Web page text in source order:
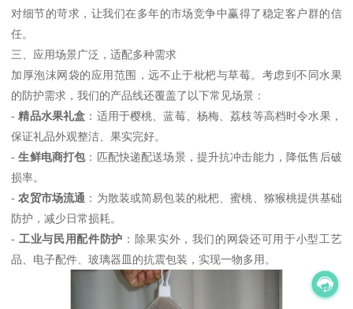
对细节的苛求，让我们在多年的市场竞争中赢得了稳定客户群的信
任。
三、应用场景广泛，适配多种需求
加厚泡沫网袋的应用范围，远不止于枇杷与草莓。考虑到不同水果
的防护需求，我们的产品线还覆盖了以下常见场景：
-精品水果礼盒 ：适用于樱桃、蓝莓、杨梅、荔枝等高档时令水果，
保证礼品外观整洁、果实完好。
-生鲜电商打包：匹配快递配送场景，提升抗冲击能力，降低售后破
损率。
-农贸市场流通 ：为散装或简易包装的枇杷、蜜桃、猕猴桃提供基础
防护，减少日常损耗。
- 工业与民用配件防护 ：除果实外，我们的网袋还可用于小型工艺
品、电子配件、玻璃器皿的抗震包装，实现一物多用。